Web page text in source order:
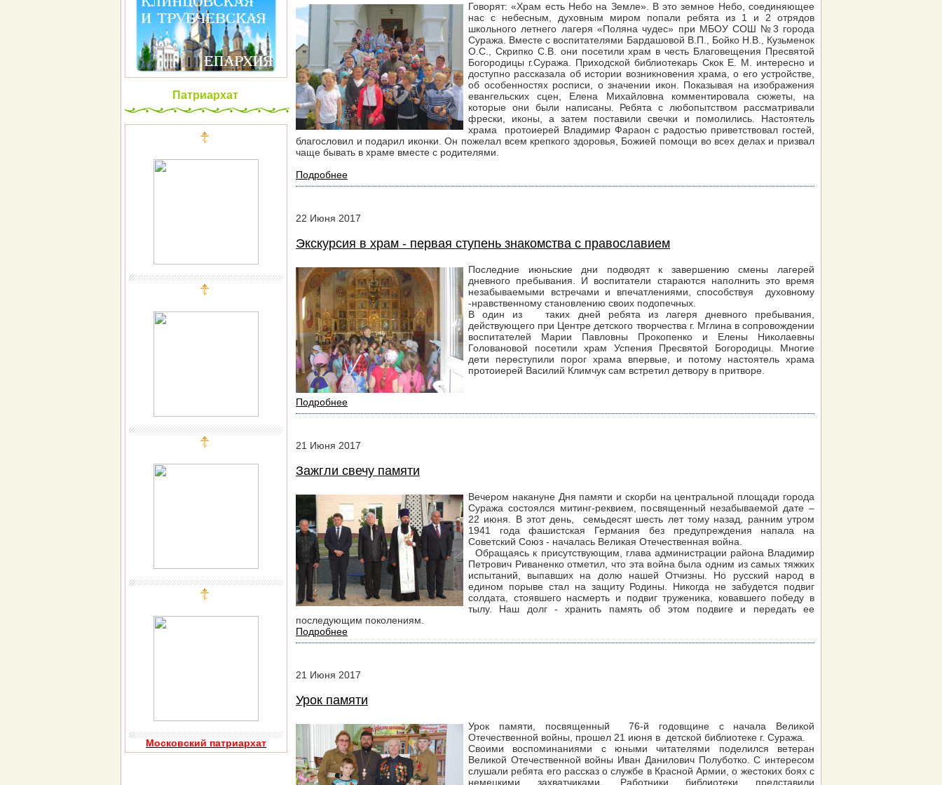
Патриархат
Московский патриархат
Говорят: «Храм есть Небо на Земле». В это земное Небо, соединяющее
нас с небесным, духовным миром попали ребята из 1 и 2 отрядов
школьного летнего лагеря «Поляна чудес» при МБОУ СОШ №3 города
Суража. Вместе с воспитателями Бардашовой В.П., Бойко Н.В., Кузьменок
О.С., Скрипко С.В. они посетили храм в честь Благовещения Пресвятой
Богородицы г.Суража. Приходской библиотекарь Скок Е. М. интересно и
доступно рассказала об истории возникновения храма, о его устройстве,
об особенностях росписи, о значении икон. Показывая на изображения
евангельских сцен, Елена Михайловна комментировала сюжеты, на
которые они были написаны. Ребята с любопытством рассматривали
фрески, иконы, а затем поставили свечки и помолились. Настоятель
храма протоиерей Владимир Фараон с радостью приветствовал гостей,
благословил и подарил иконки. Он пожелал всем крепкого здоровья, Божией помощи во всех делах и призвал
чаще бывать в храме вместе с родителями.
Подробнее
22 Июня 2017
Экскурсия в храм - первая ступень знакомства с православием
Последние июньские дни подводят к завершению смены лагерей
дневного пребывания. И воспитатели стараются наполнить это время
незабываемыми встречами и впечатлениями, способствуя духовному
-нравственному становлению своих подопечных.
В один из таких дней ребята из лагеря дневного пребывания,
действующего при Центре детского творчества г. Мглина в сопровождении
воспитателей Марии Павловны Прокопенко и Елены Николаевны
Головановой посетили храм Успения Пресвятой Богородицы. Многие
дети переступили порог храма впервые, и потому настоятель храма
протоиерей Василий Климчук сам встретил детвору в притворе.
Подробнее
21 Июня 2017
Зажгли свечу памяти
Вечером накануне Дня памяти и скорби на центральной площади города
Суража состоялся митинг-реквием, посвященный незабываемой дате –
22 июня. В этот день, семьдесят шесть лет тому назад, ранним утром
1941 года фашистская Германия без предупреждения напала на
Советский Союз - началась Великая Отечественная война.
Обращаясь к присутствующим, глава администрации района Владимир
Петрович Риваненко отметил, что эта война была одним из самых тяжких
испытаний, выпавших на долю нашей Отчизны. Но русский народ в
едином порыве стал на защиту Родины. Никогда не забудется подвиг
солдата, стоявшего насмерть и подвиг труженика, ковавшего победу в
тылу. Наш долг - хранить память об этом подвиге и передать ее
последующим поколениям.
Подробнее
21 Июня 2017
Урок памяти
Урок памяти, посвященный 76-й годовщине с начала Великой
Отечественной войны, прошел 21 июня в детской библиотеке г. Суража.
Своими воспоминаниями с юными читателями поделился ветеран
Великой Отечественной войны Иван Данилович Полуботко. С интересом
слушали ребята его рассказ о службе в Красной Армии, о жестоких боях с
немецкими захватчиками. Работники библиотеки представили